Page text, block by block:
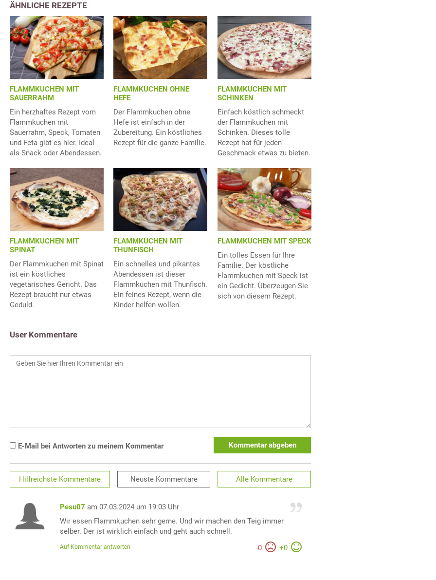
ÄHNLICHE REZEPTE
FLAMMKUCHEN MIT
SAUERRAHM
Ein herzhaftes Rezept vom
Flammkuchen mit
Sauerrahm, Speck, Tomaten
und Feta gibt es hier. Ideal
als Snack oder Abendessen.
FLAMMKUCHEN OHNE
HEFE
Der Flammkuchen ohne
Hefe ist einfach in der
Zubereitung. Ein köstliches
Rezept für die ganze Familie.
FLAMMKUCHEN MIT
SCHINKEN
Einfach köstlich schmeckt
der Flammkuchen mit
Schinken. Dieses tolle
Rezept hat für jeden
Geschmack etwas zu bieten.
FLAMMKUCHEN MIT
SPINAT
Der Flammkuchen mit Spinat
ist ein köstliches
vegetarisches Gericht. Das
Rezept braucht nur etwas
Geduld.
FLAMMKUCHEN MIT
THUNFISCH
Ein schnelles und pikantes
Abendessen ist dieser
Flammkuchen mit Thunfisch.
Ein feines Rezept, wenn die
Kinder helfen wollen.
FLAMMKUCHEN MIT SPECK
Ein tolles Essen für Ihre
Familie. Der köstliche
Flammkuchen mit Speck ist
ein Gedicht. Überzeugen Sie
sich von diesem Rezept.
User Kommentare
E-Mail bei Antworten zu meinem Kommentar Kommentar abgeben
Hilfreichste Kommentare Neuste Kommentare Alle Kommentare
Pesu07 am 07.03.2024 um 19:03 Uhr
Wir essen Flammkuchen sehr gerne. Und wir machen den Teig immer
selber. Der ist wirklich einfach und geht auch schnell.
-0 +0
Auf Kommentar antworten